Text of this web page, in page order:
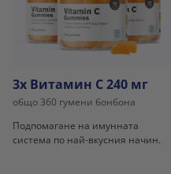
3x Витамин C 240 мг
общо 360 гумени бонбона
Подпомагане на имунната
система по най-вкусния начин.